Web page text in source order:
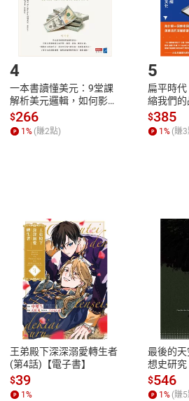
號，下載書籍後看書
性
參
客服資訊
服務時間：週一到週五 10:00-
13:00-17:00 (國定假日及例
客服電話：0080-1857077
4
一本書讀懂美元：9堂課
解析美元邏輯，如何影響
全球經濟和每個人的投資
【電子書】
$266
1% (賺2點)
5
扁平時
縮我們的
子書】
$385
1% (賺3
王弟殿下深深溺愛轉生者
(第4話)【電子書】
$39
1%
最後的
想史研究
$546
1% (賺5